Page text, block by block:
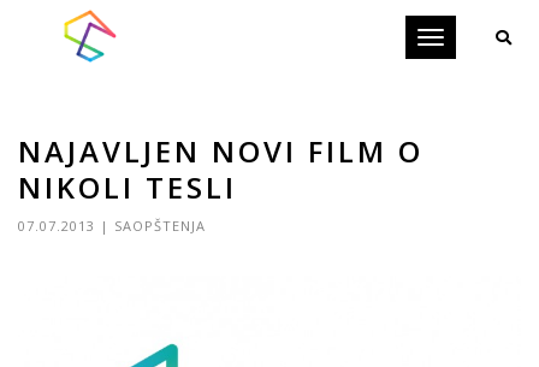
Toggle
NAJAVLJEN NOVI FILM O
NIKOLI TESLI
07.07.2013 | SAOPŠTENJA